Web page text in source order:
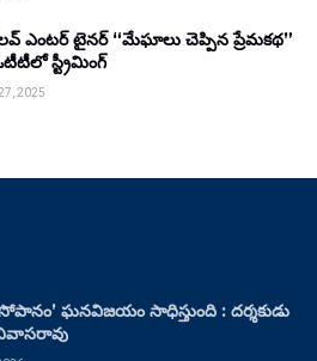
ఎంటర్ టైనర్ “మేఘాలు చెప్పిన ప్రేమకథ”
స్ట్రీమింగ్
2025
ఘనవిజయం సాధిస్తుంది : దర్శకుడు